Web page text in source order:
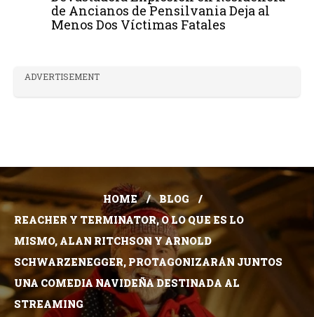
de Ancianos de Pensilvania Deja al
Menos Dos Víctimas Fatales
ADVERTISEMENT
HOME
BLOG
REACHER Y TERMINATOR, O LO QUE ES LO
MISMO, ALAN RITCHSON Y ARNOLD
SCHWARZENEGGER, PROTAGONIZARÁN JUNTOS
UNA COMEDIA NAVIDEÑA DESTINADA AL
STREAMING